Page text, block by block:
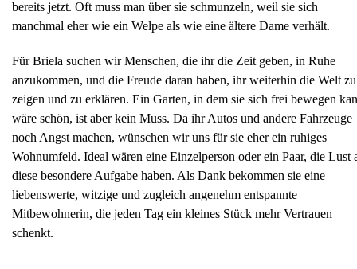
bereits jetzt. Oft muss man über sie schmunzeln, weil sie sich
manchmal eher wie ein Welpe als wie eine ältere Dame verhält.
Für Briela suchen wir Menschen, die ihr die Zeit geben, in Ruhe
anzukommen, und die Freude daran haben, ihr weiterhin die Welt zu
zeigen und zu erklären. Ein Garten, in dem sie sich frei bewegen
wäre schön, ist aber kein Muss. Da ihr Autos und andere Fahrzeuge
noch Angst machen, wünschen wir uns für sie eher ein ruhiges
Wohnumfeld. Ideal wären eine Einzelperson oder ein Paar, die Lust
diese besondere Aufgabe haben. Als Dank bekommen sie eine
liebenswerte, witzige und zugleich angenehm entspannte
Mitbewohnerin, die jeden Tag ein kleines Stück mehr Vertrauen
schenkt.